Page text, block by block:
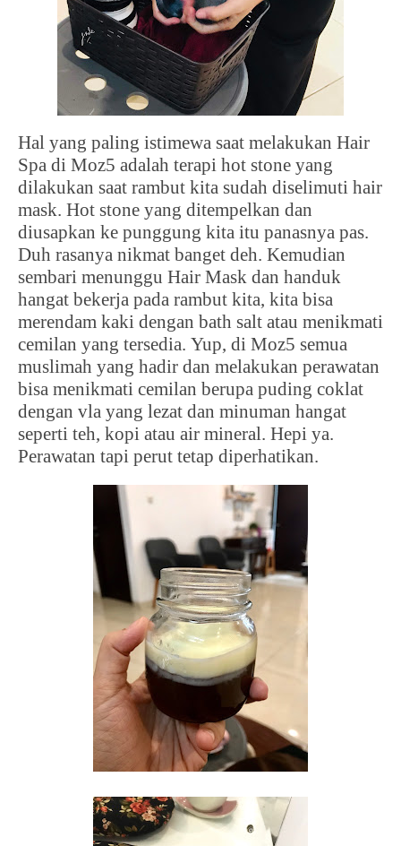
Hal yang paling istimewa saat melakukan Hair
Spa di Moz5 adalah terapi hot stone yang
dilakukan saat rambut kita sudah diselimuti hair
mask. Hot stone yang ditempelkan dan
diusapkan ke punggung kita itu panasnya pas.
Duh rasanya nikmat banget deh. Kemudian
sembari menunggu Hair Mask dan handuk
hangat bekerja pada rambut kita, kita bisa
merendam kaki dengan bath salt atau menikmati
cemilan yang tersedia. Yup, di Moz5 semua
muslimah yang hadir dan melakukan perawatan
bisa menikmati cemilan berupa puding coklat
dengan vla yang lezat dan minuman hangat
seperti teh, kopi atau air mineral. Hepi ya.
Perawatan tapi perut tetap diperhatikan.